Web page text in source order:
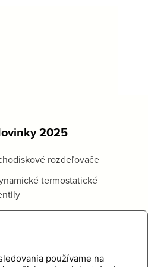
používame na
2025
rozdeľovače
termostatické